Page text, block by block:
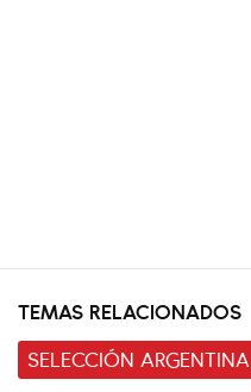
TEMAS RELACIONADOS
SELECCIÓN ARGENTINA